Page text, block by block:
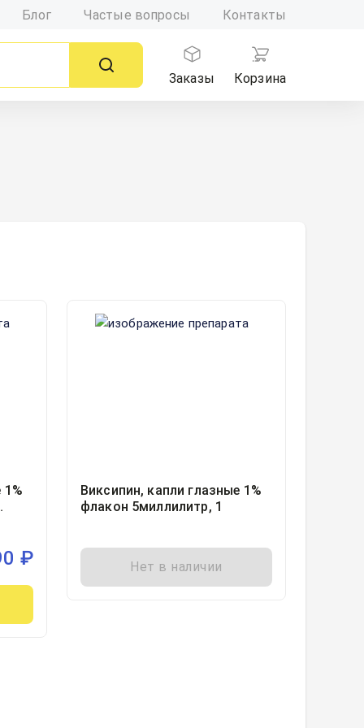
Блог Частые вопросы Контакты
Заказы
Корзина
1%
₽
Виксипин, капли глазные 1%
флакон 5миллилитр, 1
Нет в наличии